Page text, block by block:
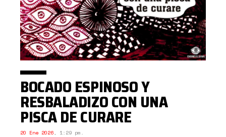
BOCADO ESPINOSO Y
RESBALADIZO CON UNA
PISCA DE CURARE
20 Ene 2026, 1:29 pm.